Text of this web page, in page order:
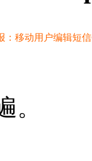
移动用户编辑短信
。